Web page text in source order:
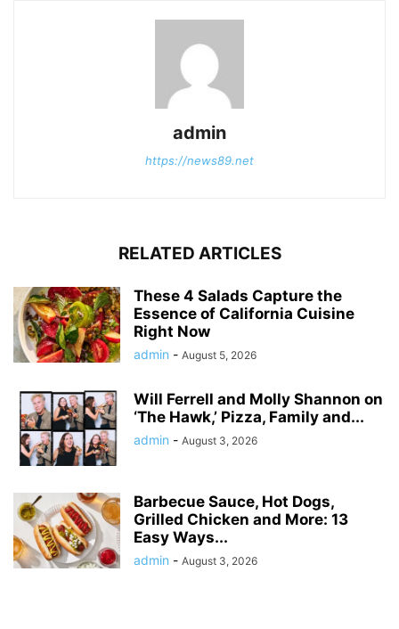
admin
https://news89.net
RELATED ARTICLES
These 4 Salads Capture the
Essence of California Cuisine
Right Now
admin - August 5, 2026
Will Ferrell and Molly Shannon on
‘The Hawk,’ Pizza, Family and...
admin - August 3, 2026
Barbecue Sauce, Hot Dogs,
Grilled Chicken and More: 13
Easy Ways...
admin - August 3, 2026